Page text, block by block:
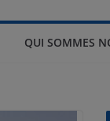
QUI SOMMES